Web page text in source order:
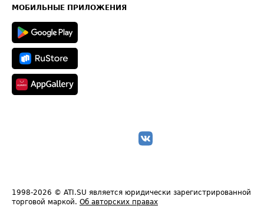
Техническая информация
МОБИЛЬНЫЕ ПРИЛОЖЕНИЯ
1998-2026 © ATI.SU является юридически зарегистрированной
торговой маркой. Об авторских правах